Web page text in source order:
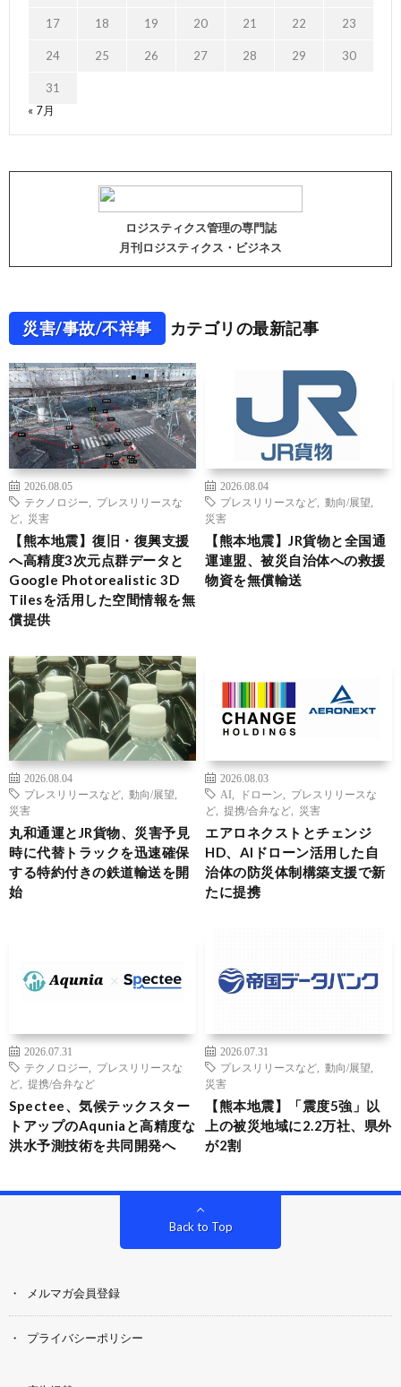
17 18 19 20 21 22 23
24 25 26 27 28 29 30
31
« 7月
ロジスティクス管理の専門誌
月刊ロジスティクス・ビジネス
災害/事故/不祥事 カテゴリの最新記事
2026.08.05
テクノロジー
プレスリリースな
ど
災害
【熊本地震】復旧・復興支援
へ高精度3次元点群データと
Google Photorealistic 3D
Tilesを活用した空間情報を無
償提供
2026.08.04
プレスリリースなど
動向/展望
災害
【熊本地震】JR貨物と全国通
運連盟、被災自治体への救援
物資を無償輸送
2026.08.04
プレスリリースなど
動向/展望
災害
丸和通運とJR貨物、災害予見
時に代替トラックを迅速確保
する特約付きの鉄道輸送を開
始
2026.08.03
AI
ドローン
プレスリリースな
ど
提携/合弁など 災害
エアロネクストとチェンジ
HD、AIドローン活用した自
治体の防災体制構築支援で新
たに提携
2026.07.31
テクノロジー
プレスリリースな
ど
提携/合弁など
Spectee、気候テックスター
トアップのAquniaと高精度な
洪水予測技術を共同開発へ
2026.07.31
プレスリリースなど
動向/展望
災害
【熊本地震】「震度5強」以
上の被災地域に2.2万社、県外
が2割
Back to Top
メルマガ会員登録
プライバシーポリシー